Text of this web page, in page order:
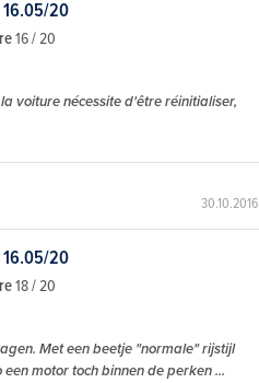
16.05/20
16 / 20
voiture nécessite d'être réinitialiser,
30.10.2016
16.05/20
18 / 20
Met een beetje "normale" rijstijl
motor toch binnen de perken ...